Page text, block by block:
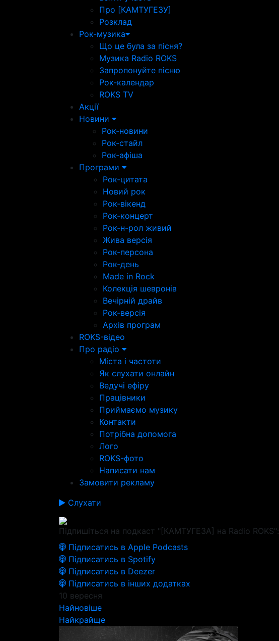
Про [КАМТУГЕЗУ]
Розклад
Рок-музика
Що це була за пісня?
Музика Radio ROKS
Запропонуйте пісню
Рок-календар
ROKS TV
Акції
Новини
Рок-новини
Рок-стайл
Рок-афіша
Програми
Рок-цитата
Новий рок
Рок-вікенд
Рок-концерт
Рок-н-рол живий
Жива версія
Рок-персона
Рок-день
Made in Rock
Колекція шевронів
Вечірній драйв
Рок-версія
Архів програм
ROKS-відео
Про радіо
Міста і частоти
Як слухати онлайн
Ведучі ефіру
Працівники
Приймаємо музику
Контакти
Потрібна допомога
Лого
ROKS-фото
Написати нам
Замовити рекламу
Слухати
Підпишіться на подкаст "[КАМТУГЕЗА] на Radio ROKS":
Підписатись в Apple Podcasts
Підписатись в Spotify
Підписатись в Deezer
Підписатись в інших додатках
10 вересня
Найновіше
Найкрайще